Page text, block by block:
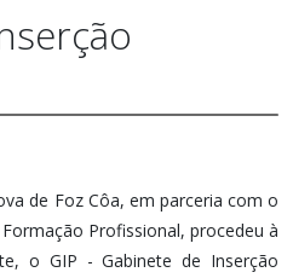
de Foz Côa, em parceria com o
Profissional, procedeu à
o GIP - Gabinete de Inserção